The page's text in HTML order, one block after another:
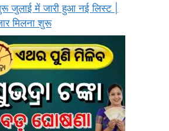
जुलाई में जारी हुआ नई लिस्ट |
मिलना शुरू